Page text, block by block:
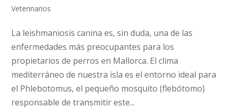
Veterinarios
La leishmaniosis canina es, sin duda, una de las
enfermedades más preocupantes para los
propietarios de perros en Mallorca. El clima
mediterráneo de nuestra isla es el entorno ideal para
el Phlebotomus, el pequeño mosquito (flebótomo)
responsable de transmitir este...